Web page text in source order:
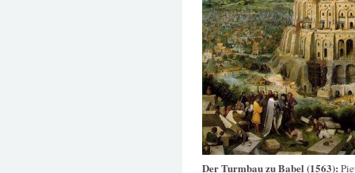
Der Turmbau zu Babel (1563):